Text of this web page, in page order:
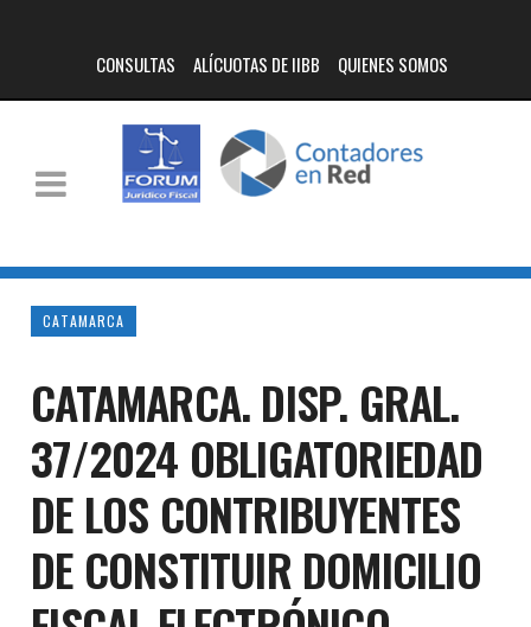
CONSULTAS ALÍCUOTAS DE IIBB QUIENES SOMOS
CATAMARCA
CATAMARCA. DISP. GRAL.
37/2024 OBLIGATORIEDAD
DE LOS CONTRIBUYENTES
DE CONSTITUIR DOMICILIO